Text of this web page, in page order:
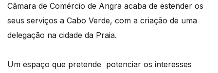
Câmara de Comércio de Angra acaba de estender os
seus serviços a Cabo Verde, com a criação de uma
delegação na cidade da Praia.
Um espaço que pretende potenciar os interesses